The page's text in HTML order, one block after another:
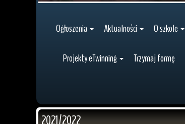
Ogłoszenia Aktualności O szkole
Projekty eTwinning Trzymaj formę
2021/2022